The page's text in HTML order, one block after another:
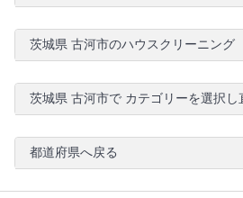
茨城県 古河市のハウスクリーニング
茨城県 古河市で カテゴリーを選択し
都道府県へ戻る